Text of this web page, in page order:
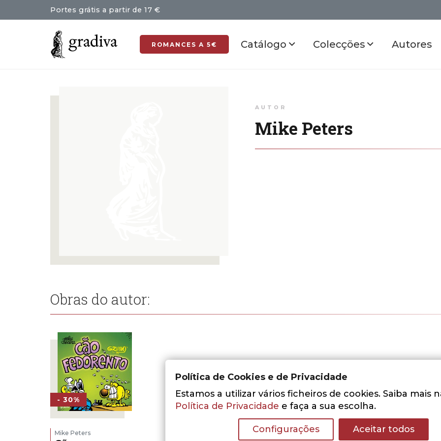
Portes grátis a partir de 17 €
ROMANCES A 5€ Catálogo Colecções Autores
AUTOR
Mike Peters
Obras do autor:
- 30%
Mike Peters
Política de Cookies e de Privacidade
Estamos a utilizar vários ficheiros de cookies. Saiba mais
Política de Privacidade e faça a sua escolha.
Configurações Aceitar todos